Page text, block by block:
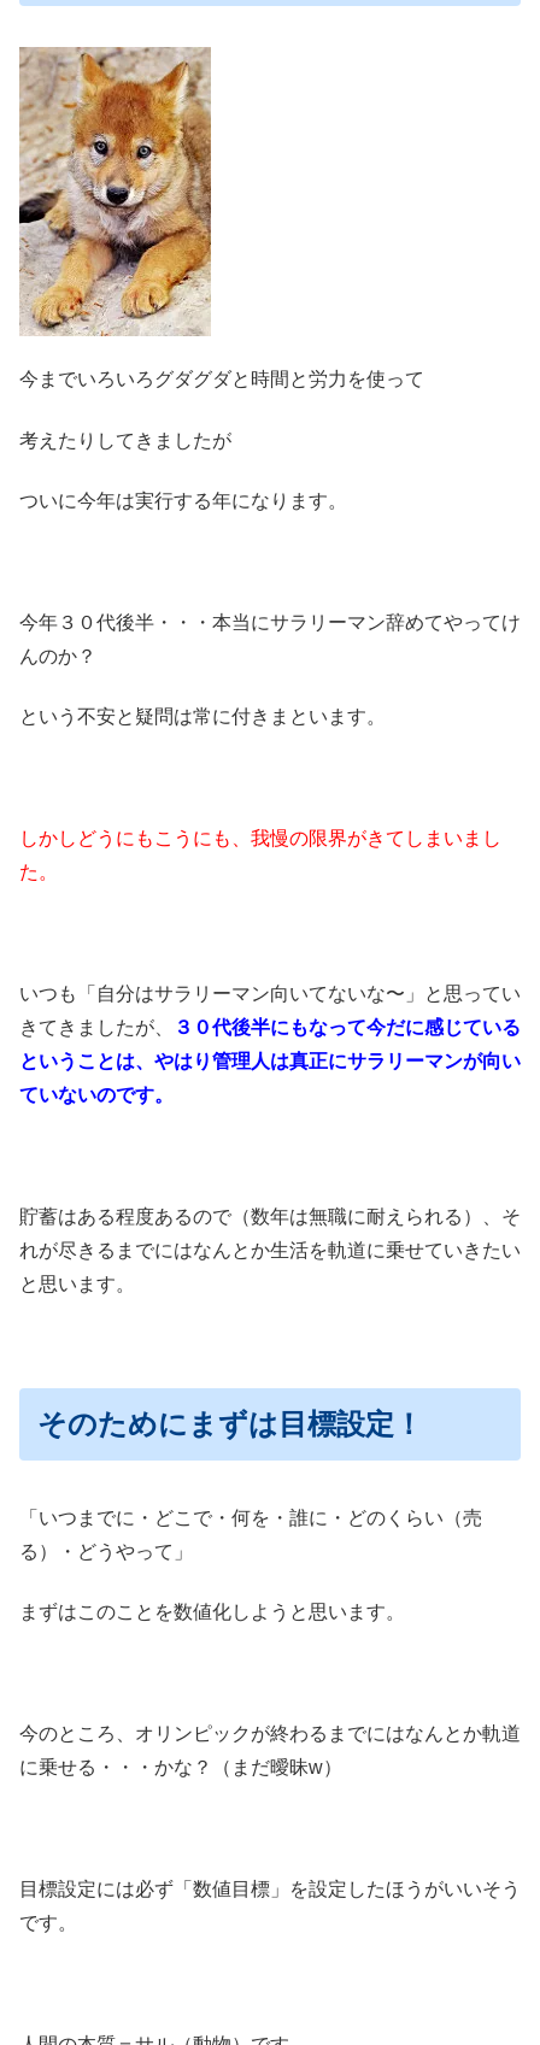
今までいろいろグダグダと時間と労力を使って
考えたりしてきましたが
ついに今年は実行する年になります。
今年３０代後半・・・本当にサラリーマン辞めてやってけ
んのか？
という不安と疑問は常に付きまといます。
しかしどうにもこうにも、 我慢の限界がきてしまいまし
た。
いつも「自分はサラリーマン向いてないな〜」と思ってい
きてきましたが、
３０代後半にもなって今だに感じている
ということは、 やはり管理人は真正にサラリーマンが向い
ていないのです。
貯蓄はある程度あるので（数年は無職に耐えられる）、そ
れが尽きるまでにはなんとか生活を軌道に乗せていきたい
と思います。
そのためにまずは目標設定！
「いつまでに・どこで・何を・誰に・どのくらい（売
る）・どうやって」
まずはこのことを数値化しようと思います。
今のところ、オリンピックが終わるまでにはなんとか軌道
に乗せる・・・かな？（まだ曖昧w）
目標設定には必ず「数値目標」を設定したほうがいいそう
です。